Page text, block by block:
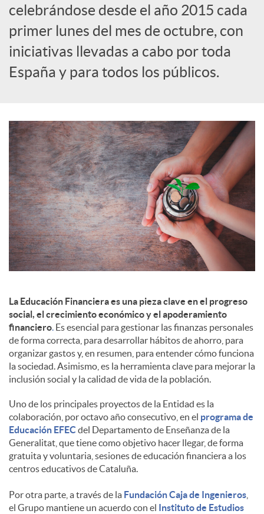
r
d
c
o
n
t
n
i
d
o
s
celebrándose desde el año 2015 cada
primer lunes del mes de octubre, con
iniciativas llevadas a cabo por toda
España y para todos los públicos.
La Educación Financiera es una pieza clave en el progreso
social, el crecimiento económico y el apoderamiento
financiero. Es esencial para gestionar las finanzas personales
de forma correcta, para desarrollar hábitos de ahorro, para
organizar gastos y, en resumen, para entender cómo funciona
la sociedad. Asimismo, es la herramienta clave para mejorar la
inclusión social y la calidad de vida de la población.
Uno de los principales proyectos de la Entidad es la
colaboración, por octavo año consecutivo, en el programa de
Educación EFECdel Departamento de Enseñanza de la
Generalitat, que tiene como objetivo hacer llegar, de forma
gratuita y voluntaria, sesiones de educación financiera a los
centros educativos de Cataluña.
Por otra parte, a través de la Fundación Caja de Ingenieros
el Grupo mantiene un acuerdo con el Instituto de Estudios